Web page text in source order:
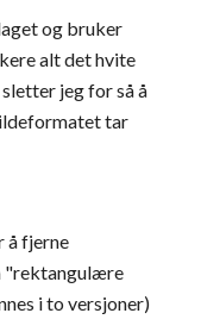
og bruker
alt det hvite
jeg for så å
tar
å fjerne
"rektangulære
i to versjoner)